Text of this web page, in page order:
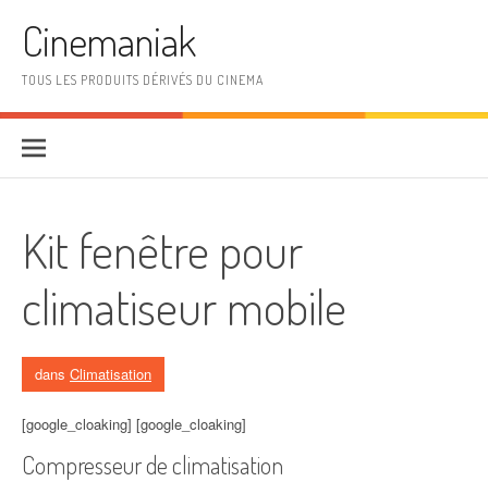
Cinemaniak
TOUS LES PRODUITS DÉRIVÉS DU CINEMA
Kit fenêtre pour
climatiseur mobile
dans Climatisation
[google_cloaking] [google_cloaking]
Compresseur de climatisation